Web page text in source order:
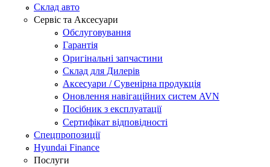
Склад авто
Сервіс та Аксесуари
Обслуговування
Гарантія
Оригінальні запчастини
Склад для Дилерів
Аксесуари / Сувенірна продукція
Оновлення навігаційних систем AVN
Посібник з експлуатації
Сертифікат відповідності
Спецпропозиції
Hyundai Finance
Послуги